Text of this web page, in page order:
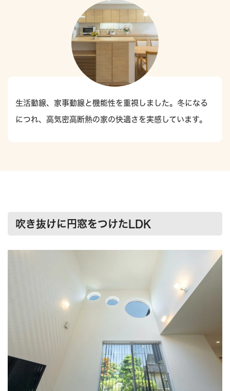
生活動線、家事動線と機能性を重視しました。冬になる
につれ、高気密高断熱の家の快適さを実感しています。
吹き抜けに円窓をつけたLDK